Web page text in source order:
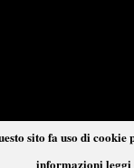
sito fa uso di
informazioni leggi